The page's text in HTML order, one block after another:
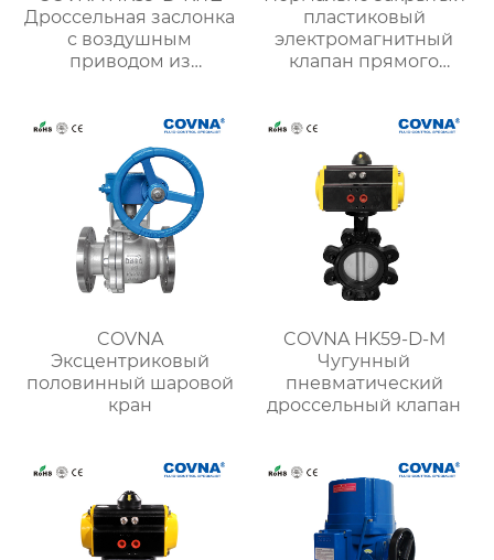
Дроссельная заслонка
с воздушным
приводом из
пластиковый
электромагнитный
клапан прямого
COVNA
Эксцентриковый
половинный шаровой
кран
COVNA HK59-D-M
Чугунный
пневматический
дроссельный клапан